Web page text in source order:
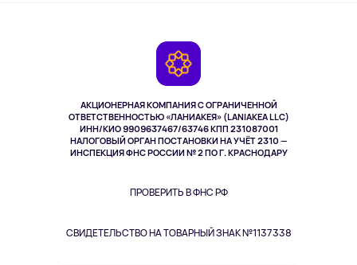
АКЦИОНЕРНАЯ КОМПАНИЯ С ОГРАНИЧЕННОЙ
ОТВЕТСТВЕННОСТЬЮ «ЛАНИАКЕЯ» (LANIAKEA LLC)
ИНН/КИО 9909637467/63746 КПП 231087001
НАЛОГОВЫЙ ОРГАН ПОСТАНОВКИ НА УЧЁТ 2310 —
ИНСПЕКЦИЯ ФНС РОССИИ № 2 ПО Г. КРАСНОДАРУ
ПРОВЕРИТЬ В ФНС РФ
СВИДЕТЕЛЬСТВО НА ТОВАРНЫЙ ЗНАК №1137338
Здоровье питомцев
Одежда и аксессуары